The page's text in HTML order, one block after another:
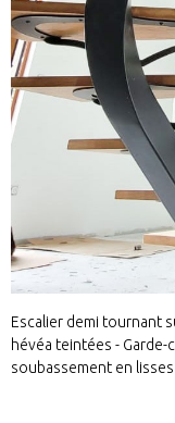
Escalier demi tournant
hévéa teintées -
soubassement en